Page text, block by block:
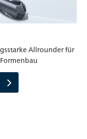
Allrounder für